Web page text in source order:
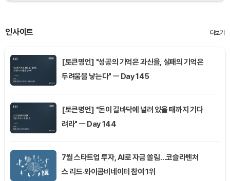
인사이트 더보기
[토큰명언] "성공의 기억은 과신을, 실패의 기억은
두려움을 낳는다" ㅡ Day 145
[토큰명언] "돈이 길바닥에 널려 있을 때까지 기다
려라" ㅡ Day 144
7월 스타트업 투자, AI로 자금 쏠림…코슬라벤처
스 리드·와이콤비네이터 참여 1위